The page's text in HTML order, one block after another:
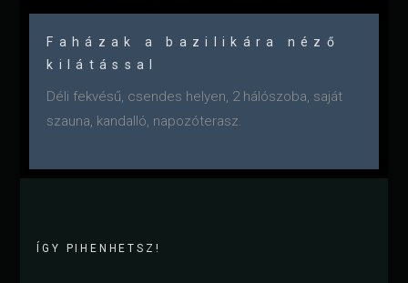
Faházak a bazilikára néző
kilátással
Déli fekvésű, csendes helyen, 2 hálószoba, saját
szauna, kandalló, napozóterasz.
ÍGY PIHENHETSZ!